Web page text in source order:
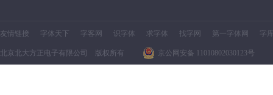
友情链接 字体天下 字客网 识字体 求字体 找字网 第一字体网 字
北京北大方正电子有限公司 版权所有 京公网安备 11010802030123号